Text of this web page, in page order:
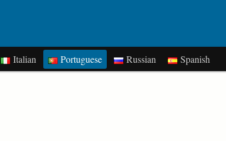
Italian Portuguese Russian Spanish